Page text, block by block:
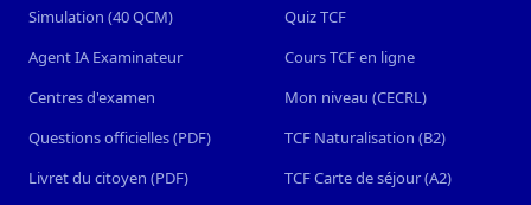
Simulation (40 QCM)
Agent IA Examinateur
Centres d'examen
Questions officielles (PDF)
Livret du citoyen (PDF)
Quiz TCF
Cours TCF en ligne
Mon niveau (CECRL)
TCF Naturalisation (B2)
TCF Carte de séjour (A2)